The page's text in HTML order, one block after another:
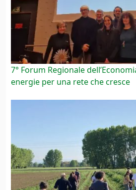
7° Forum Regionale
energie per una rete che cresce